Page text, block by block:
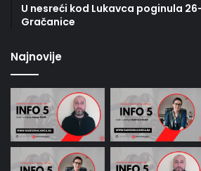
U nesreći kod Lukavca poginula
Gračanice
Najnovije